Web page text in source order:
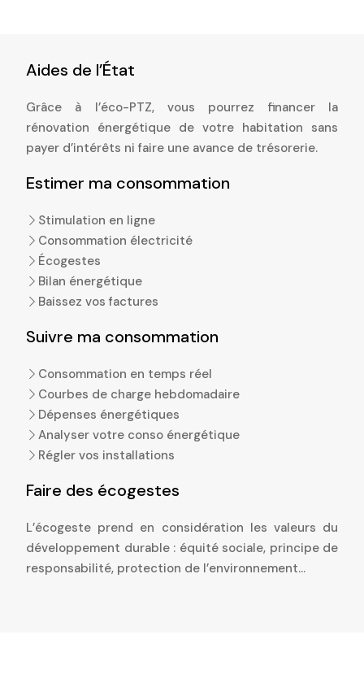
Aides de l’État
Grâce à l’éco-PTZ, vous pourrez financer la
rénovation énergétique de votre habitation sans
payer d’intérêts ni faire une avance de trésorerie.
Estimer ma consommation
Stimulation en ligne
Consommation électricité
Écogestes
Bilan énergétique
Baissez vos factures
Suivre ma consommation
Consommation en temps réel
Courbes de charge hebdomadaire
Dépenses énergétiques
Analyser votre conso énergétique
Régler vos installations
Faire des écogestes
L’écogeste prend en considération les valeurs du
développement durable : équité sociale, principe de
responsabilité, protection de l’environnement…